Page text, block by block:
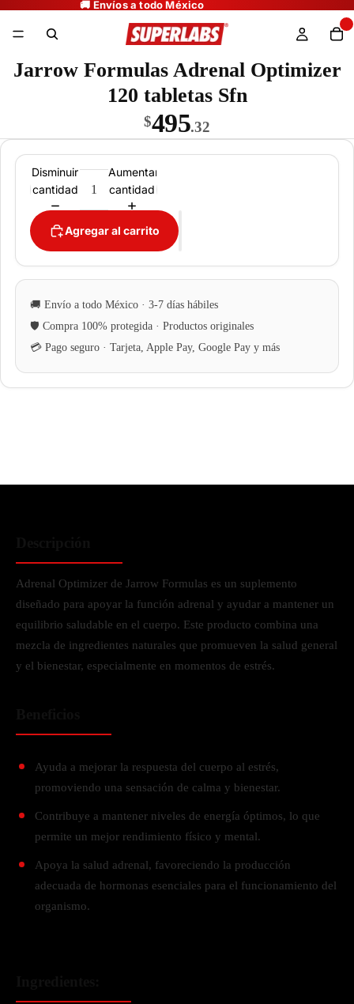
Jarrow Formulas Adrenal Optimizer
120 tabletas Sfn
$495.32
Disminuir
cantidad
Aumentar
cantidad
Agregar al carrito
Adrenal Optimizer de Jarrow Formulas es un suplemento
diseñado para apoyar la función adrenal y ayudar a mantener un
equilibrio saludable en el cuerpo. Este producto combina una
mezcla de ingredientes naturales que promueven la salud general
y el bienestar, especialmente en momentos de estrés.
Ayuda a mejorar la respuesta del cuerpo al estrés,
promoviendo una sensación de calma y bienestar.
Contribuye a mantener niveles de energía óptimos, lo que
permite un mejor rendimiento físico y mental.
Apoya la salud adrenal, favoreciendo la producción
adecuada de hormonas esenciales para el funcionamiento del
organismo.